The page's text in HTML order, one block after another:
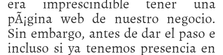
pÃ¡gina web de nuestro negocio.
Sin embargo, antes de dar el paso e
incluso si ya tenemos presencia en